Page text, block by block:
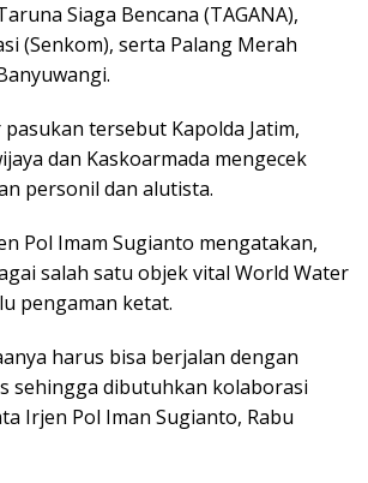
Siaga Bencana (TAGANA),
(Senkom), serta Palang Merah
tersebut Kapolda Jatim,
dan Kaskoarmada mengecek
personil dan alutista.
Pol Imam Sugianto mengatakan,
salah satu objek vital World Water
pengaman ketat.
harus bisa berjalan dengan
sehingga dibutuhkan kolaborasi
Irjen Pol Iman Sugianto, Rabu